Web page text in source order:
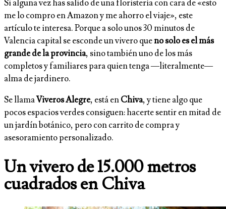
Si alguna vez has salido de una floristería con cara de «esto
me lo compro en Amazon y me ahorro el viaje», este
artículo te interesa. Porque a solo unos 30 minutos de
Valencia capital se esconde un vivero queno solo es el más
grande de la provincia, sino también uno de los más
completos y familiares para quien tenga —literalmente—
alma de jardinero.
Se llamaViveros Alegre, está enChiva, y tiene algo que
pocos espacios verdes consiguen: hacerte sentir en mitad de
un jardín botánico, pero con carrito de compra y
asesoramiento personalizado.
Un vivero de 15.000 metros
cuadrados en Chiva